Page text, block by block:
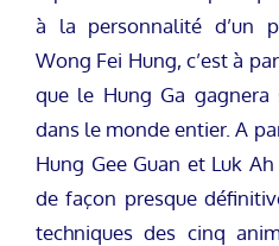
à la personnalité d’un
Wong Fei Hung, c’est à
que le Hung Ga
dans le monde entier. A
Hung Gee Guan et Luk
de façon presque
techniques des cinq